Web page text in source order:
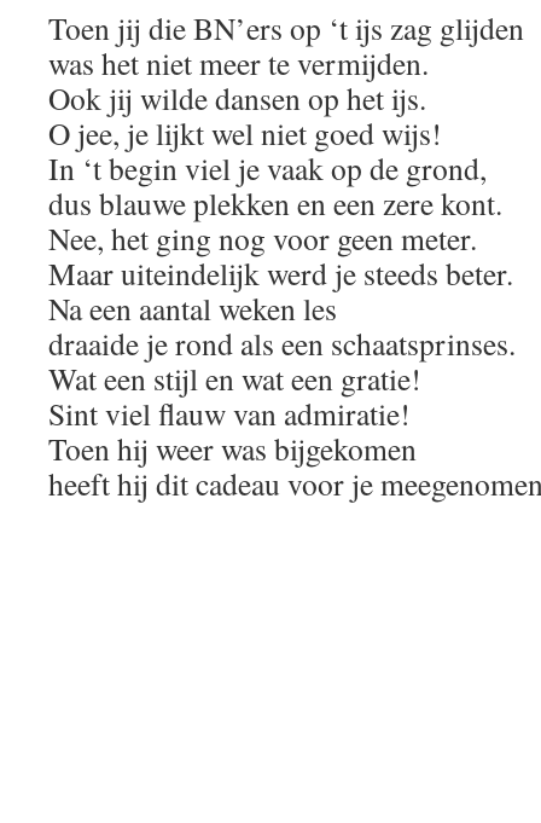
Toen jij die BN’ers op ‘t ijs zag glijden
was het niet meer te vermijden.
Ook jij wilde dansen op het ijs.
O jee, je lijkt wel niet goed wijs!
In ‘t begin viel je vaak op de grond,
dus blauwe plekken en een zere kont.
Nee, het ging nog voor geen meter.
Maar uiteindelijk werd je steeds beter.
Na een aantal weken les
draaide je rond als een schaatsprinses.
Wat een stijl en wat een gratie!
Sint viel flauw van admiratie!
Toen hij weer was bijgekomen
heeft hij dit cadeau voor je